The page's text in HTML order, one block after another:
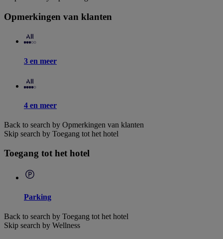
Opmerkingen van klanten
3 en meer
4 en meer
Back to search by Opmerkingen van klanten
Skip search by Toegang tot het hotel
Toegang tot het hotel
Parking
Back to search by Toegang tot het hotel
Skip search by Wellness